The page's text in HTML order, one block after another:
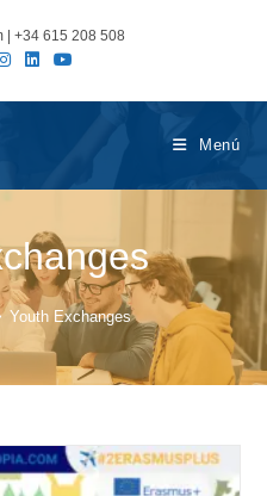
| +34 615 208 508
Menú
Youth Exchanges